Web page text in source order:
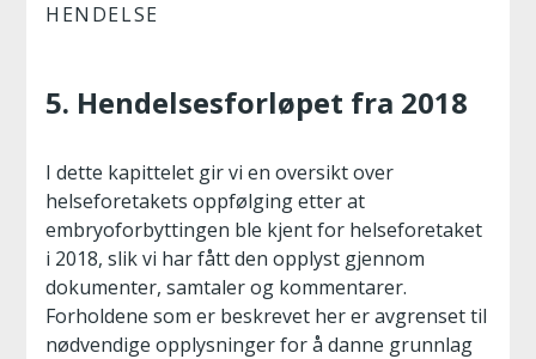
HENDELSE
5. Hendelsesforløpet fra 2018
I dette kapittelet gir vi en oversikt over
helseforetakets oppfølging etter at
embryoforbyttingen ble kjent for helseforetaket
i 2018, slik vi har fått den opplyst gjennom
dokumenter, samtaler og kommentarer.
Forholdene som er beskrevet her er avgrenset til
nødvendige opplysninger for å danne grunnlag